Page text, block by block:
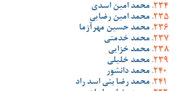
محمد امین اسدی
محمد امین رضایی
محمد حسین مهرآزما
محمد خدمتی
محمد خزایی
محمد خلیلی
محمد دانشور
محمد رضا بنی اسد راد